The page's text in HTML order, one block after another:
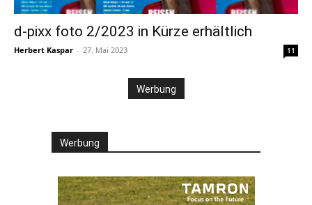
d-pixx foto 2/2023 in Kürze erhältlich
Herbert Kaspar - 27. Mai 2023 11
Werbung
Werbung